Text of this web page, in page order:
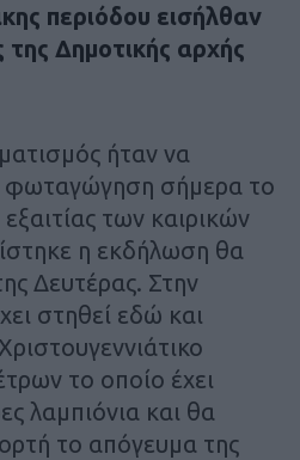
περιόδου εισήλθαν
της Δημοτικής αρχής
ήταν να
φωταγώγηση σήμερα το
των καιρικών
η εκδήλωση θα
Δευτέρας. Στην
στηθεί εδώ και
το οποίο έχει
λαμπιόνια και θα
το απόγευμα της